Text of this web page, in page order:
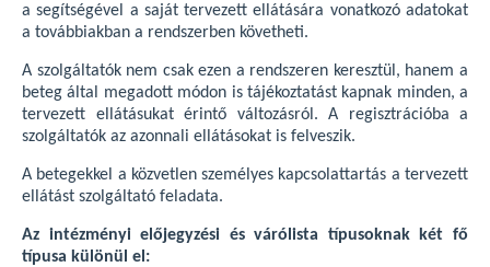
a segítségével a saját tervezett ellátására vonatkozó adatokat
a továbbiakban a rendszerben követheti.
A szolgáltatók nem csak ezen a rendszeren keresztül, hanem a
beteg által megadott módon is tájékoztatást kapnak minden, a
tervezett ellátásukat érintő változásról. A regisztrációba a
szolgáltatók az azonnali ellátásokat is felveszik.
A betegekkel a közvetlen személyes kapcsolattartás a tervezett
ellátást szolgáltató feladata.
Az intézményi előjegyzési és várólista típusoknak két fő
típusa különül el: